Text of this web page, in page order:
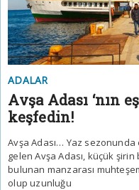
ADALAR
Avşa Adası ‘nın
keşfedin!
Avşa Adası… Yaz
gelen Avşa Adası, küçük
bulunan manzarası
olup uzunluğu